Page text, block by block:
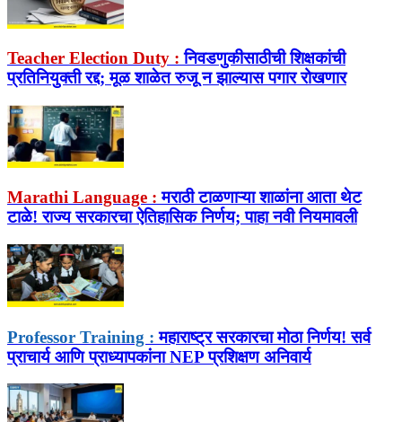
Teacher Election Duty : निवडणुकीसाठीची शिक्षकांची
प्रतिनियुक्ती रद्द; मूळ शाळेत रुजू न झाल्यास पगार रोखणार
Marathi Language : मराठी टाळणाऱ्या शाळांना आता थेट
टाळे! राज्य सरकारचा ऐतिहासिक निर्णय; पाहा नवी नियमावली
Professor Training : महाराष्ट्र सरकारचा मोठा निर्णय! सर्व
प्राचार्य आणि प्राध्यापकांना NEP प्रशिक्षण अनिवार्य